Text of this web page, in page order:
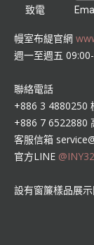
致電
幔室布緹官網
週一至週五
聯絡電話
+886 3 4880250
+886 7 6522880
客服信箱
官方LINE
設有窗簾樣品展